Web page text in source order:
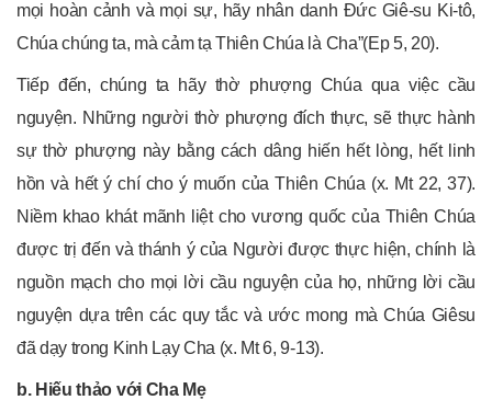
mọi hoàn cảnh và mọi sự, hãy nhân danh Đức Giê-su Ki-tô,
Chúa chúng ta, mà cảm tạ Thiên Chúa là Cha”(Ep 5, 20).
Tiếp đến, chúng ta hãy thờ phượng Chúa qua việc cầu
nguyện. Những người thờ phượng đích thực, sẽ thực hành
sự thờ phượng này bằng cách dâng hiến hết lòng, hết linh
hồn và hết ý chí cho ý muốn của Thiên Chúa (x. Mt 22, 37).
Niềm khao khát mãnh liệt cho vương quốc của Thiên Chúa
được trị đến và thánh ý của Người được thực hiện, chính là
nguồn mạch cho mọi lời cầu nguyện của họ, những lời cầu
nguyện dựa trên các quy tắc và ước mong mà Chúa Giêsu
đã dạy trong Kinh Lạy Cha (x. Mt 6, 9-13).
b. Hiếu thảo với Cha Mẹ